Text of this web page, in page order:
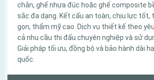
chắn, ghế nhựa đúc hoặc ghế composite
sắc đa dạng. Kết cấu an toàn, chịu lực tốt,
gọn, thẩm mỹ cao. Dịch vụ thiết kế theo
cả nhu cầu thi đấu chuyên nghiệp và sử
Giải pháp tối ưu, đồng bộ và bảo hành dài
quốc.